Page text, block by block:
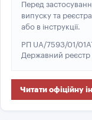
Перед
випуску та
або в інструкції.
РП UA/7593/01/01
Державний реєстр
Читати офіційну